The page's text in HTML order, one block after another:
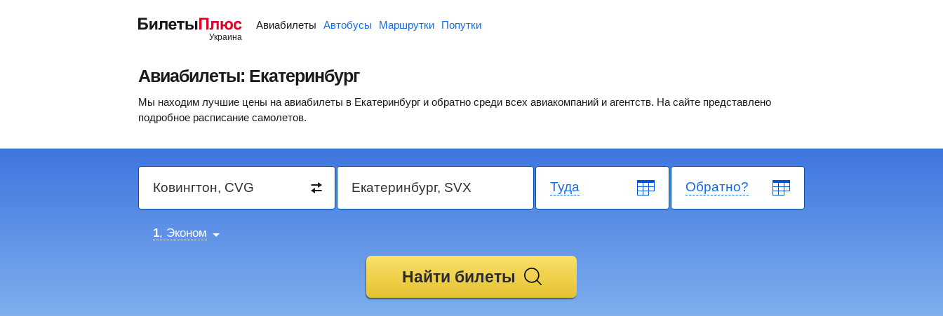
Авиабилеты Автобусы Маршрутки Попутки
Авиабилеты: Екатеринбург
Мы находим лучшие цены на авиабилеты в Екатеринбург и обратно среди всех авиакомпаний и агентств. На сайте представлено
подробное расписание самолетов.
Туда Обратно?
1, Эконом
Найти билеты